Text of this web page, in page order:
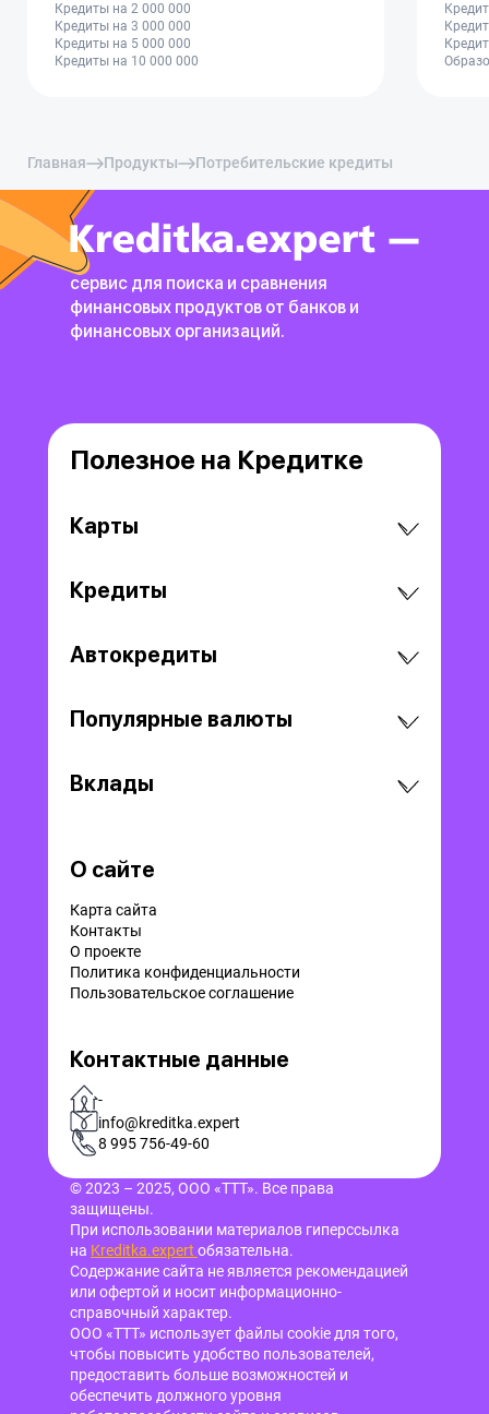
Кредиты на 2 000 000
Кредиты на 3 000 000
Кредиты на 5 000 000
Кредиты на 10 000 000
Главная Продукты Потребительские кредиты
сервис для поиска и сравнения
финансовых продуктов от банков и
финансовых организаций.
Полезное на Кредитке
Карты
Кредиты
Автокредиты
Популярные валюты
Вклады
О сайте
Карта сайта
Контакты
О проекте
Политика конфиденциальности
Пользовательское соглашение
Контактные данные
-
info@kreditka.expert
8 995 756-49-60
© 2023 – 2025, ООО «ТТТ». Все права
защищены.
При использовании материалов гиперссылка
на Kreditka.expert обязательна.
Содержание сайта не является рекомендацией
или офертой и носит информационно-
справочный характер.
ООО «ТТТ» использует файлы cookie для того,
чтобы повысить удобство пользователей,
предоставить больше возможностей и
обеспечить должного уровня